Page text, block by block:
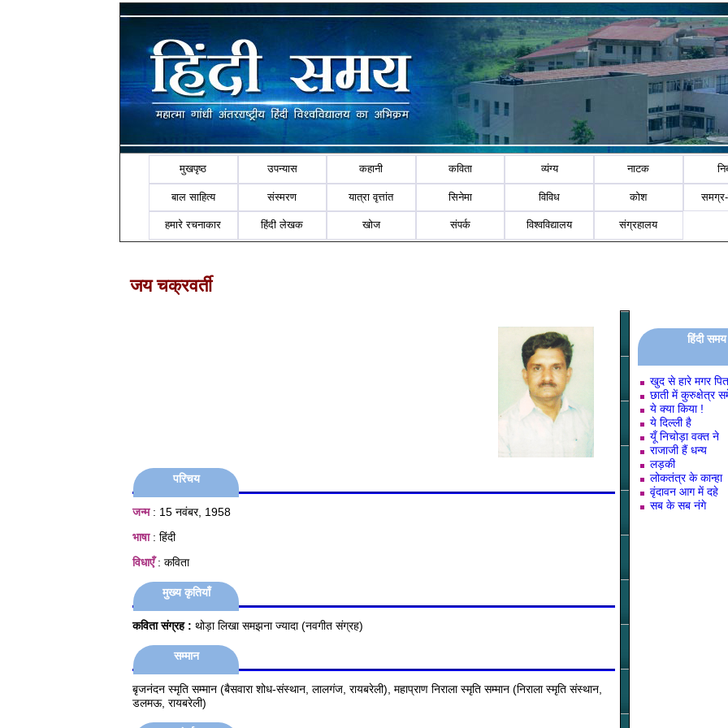
मुखपृष्ठ उपन्यास कहानी कविता व्यंग्य नाटक
बाल साहित्य संस्मरण यात्रा वृत्तांत सिनेमा विविध कोश
हमारे रचनाकार हिंदी लेखक खोज संपर्क विश्वविद्यालय संग्रहालय
जय चक्रवर्ती
परिचय
जन्म: 15 नवंबर, 1958
भाषा: हिंदी
विधाएँ: कविता
मुख्य कृतियाँ
कविता संग्रह : थोड़ा लिखा समझना ज्यादा (नवगीत संग्रह)
सम्मान
बृजनंदन स्मृति सम्मान (बैसवारा शोध-संस्थान, लालगंज, रायबरेली), महाप्राण निराला स्मृति सम्मान (निराला स्मृति संस्थान,
डलमऊ, रायबरेली)
हिंदी
खुद से हारे मगर
छाती में कुरुक्षेत्र
ये क्या किया !
ये दिल्ली है
यूँ निचोड़ा वक्त ने
राजाजी हैं धन्य
लड़की
लोकतंत्र के कान्हा
वृंदावन आग में दहे
सब के सब नंगे